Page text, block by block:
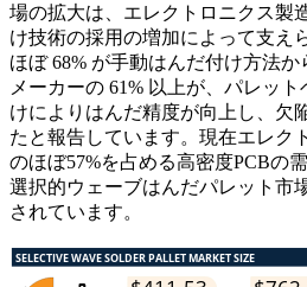
場の拡大は、エレクトロニクス製
け技術の採用の増加によって支え
ほぼ 68% が手動はんだ付け方法か
メーカーの 61% 以上が、パレッ
けによりはんだ精度が向上し、欠
たと報告しています。現在エレク
のほぼ57%を占める高密度PCBの
選択的ウェーブはんだパレット市
されています。